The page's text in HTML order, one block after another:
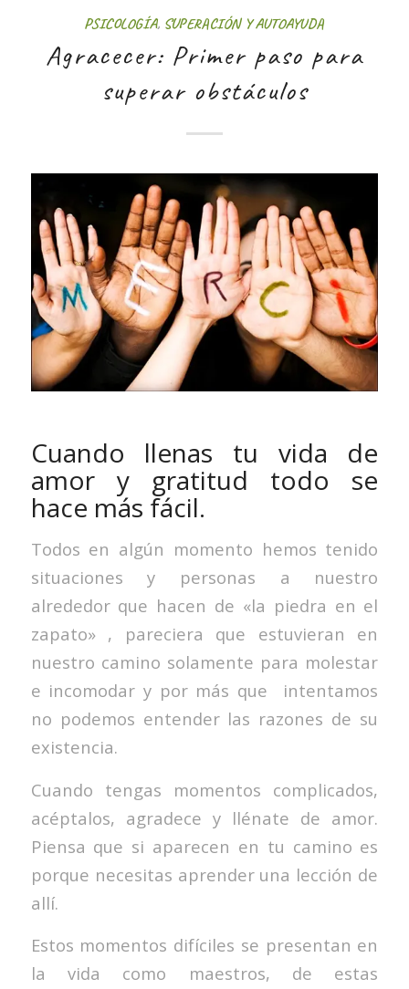
PSICOLOGÍA, SUPERACIÓN Y AUTOAYUDA
Agracecer: Primer paso para
superar obstáculos
Cuando llenas tu vida de
amor y gratitud todo se
hace más fácil.
Todos en algún momento hemos tenido
situaciones y personas a nuestro
alrededor que hacen de «la piedra en el
zapato» , pareciera que estuvieran en
nuestro camino solamente para molestar
e incomodar y por más que intentamos
no podemos entender las razones de su
existencia.
Cuando tengas momentos complicados,
acéptalos, agradece y llénate de amor.
Piensa que si aparecen en tu camino es
porque necesitas aprender una lección de
allí.
Estos momentos difíciles se presentan en
la vida como maestros, de estas